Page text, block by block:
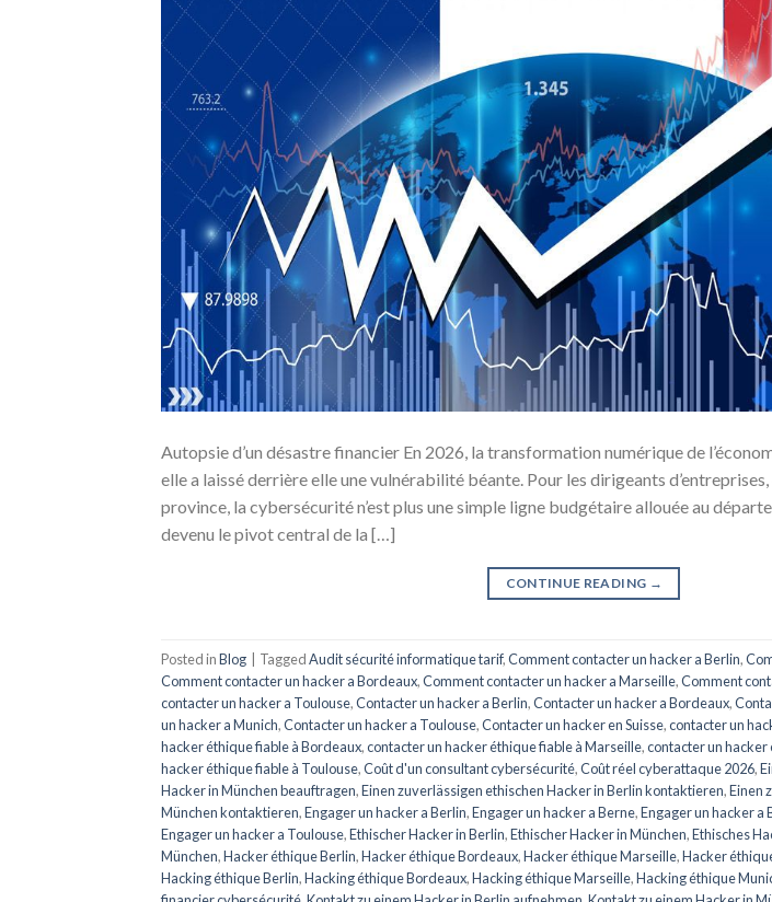
Autopsie d’un désastre financier En 2026, la transformation numérique de
elle a laissé derrière elle une vulnérabilité béante. Pour les dirigeants
province, la cybersécurité n’est plus une simple ligne budgétaire allouée au
devenu le pivot central de la […]
CONTINUE READING →
Posted inBlog TaggedAudit sécurité informatique tarif,Comment contacter un hacker a Berlin,
Comment contacter un hacker a Bordeaux,Comment contacter un hacker a Marseille,Comment
contacter un hacker a Toulouse,Contacter un hacker a Berlin,Contacter un hacker a Bordeaux,
un hacker a Munich,Contacter un hacker a Toulouse,Contacter un hacker en Suisse,contacter un
hacker éthique fiable à Bordeaux,contacter un hacker éthique fiable à Marseille,contacter un hacker
hacker éthique fiable à Toulouse,Coût d'un consultant cybersécurité,Coût réel cyberattaque 2026,
Hacker in München beauftragen,Einen zuverlässigen ethischen Hacker in Berlin kontaktieren,Einen
München kontaktieren,Engager un hacker a Berlin,Engager un hacker a Berne,Engager un hacker a
Engager un hacker a Toulouse,Ethischer Hacker in Berlin,Ethischer Hacker in München,Ethisches
München,Hacker éthique Berlin,Hacker éthique Bordeaux,Hacker éthique Marseille,Hacker
Hacking éthique Berlin,Hacking éthique Bordeaux,Hacking éthique Marseille,Hacking éthique